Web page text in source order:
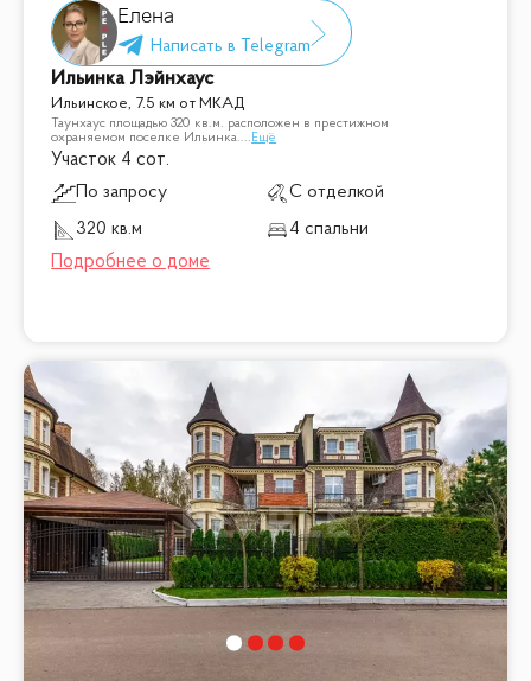
Елена
Ильинка Лэйнхаус
Ильинское, 7.5 км от МКАД
Таунхаус площадью 320 кв.м. расположен в престижном
охраняемом поселке Ильинка.... Ещё
Участок 4 сот.
По запросу
С отделкой
320 кв.м
4 спальни